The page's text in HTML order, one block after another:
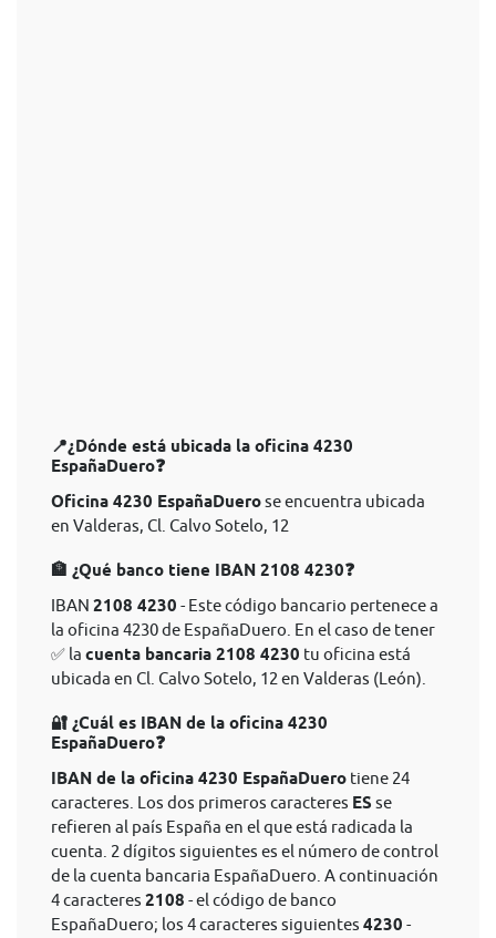
📍¿Dónde está ubicada la oficina 4230
EspañaDuero❓
Oficina 4230 EspañaDuerose encuentra ubicada
en Valderas, Cl. Calvo Sotelo, 12
🏦 ¿Qué banco tiene IBAN 2108 4230❓
IBAN 2108 4230 - Este código bancario pertenece a
la oficina 4230 de EspañaDuero. En el caso de tener
✅ la cuenta bancaria 2108 4230 tu oficina está
ubicada en Cl. Calvo Sotelo, 12 en Valderas (León).
🔐 ¿Cuál es IBAN de la oficina 4230
EspañaDuero❓
IBAN de la oficina 4230 EspañaDuero tiene 24
caracteres. Los dos primeros caracteres ES se
refieren al país España en el que está radicada la
cuenta. 2 dígitos siguientes es el número de control
de la cuenta bancaria EspañaDuero. A continuación
4 caracteres 2108 - el código de banco
EspañaDuero; los 4 caracteres siguientes 4230 -